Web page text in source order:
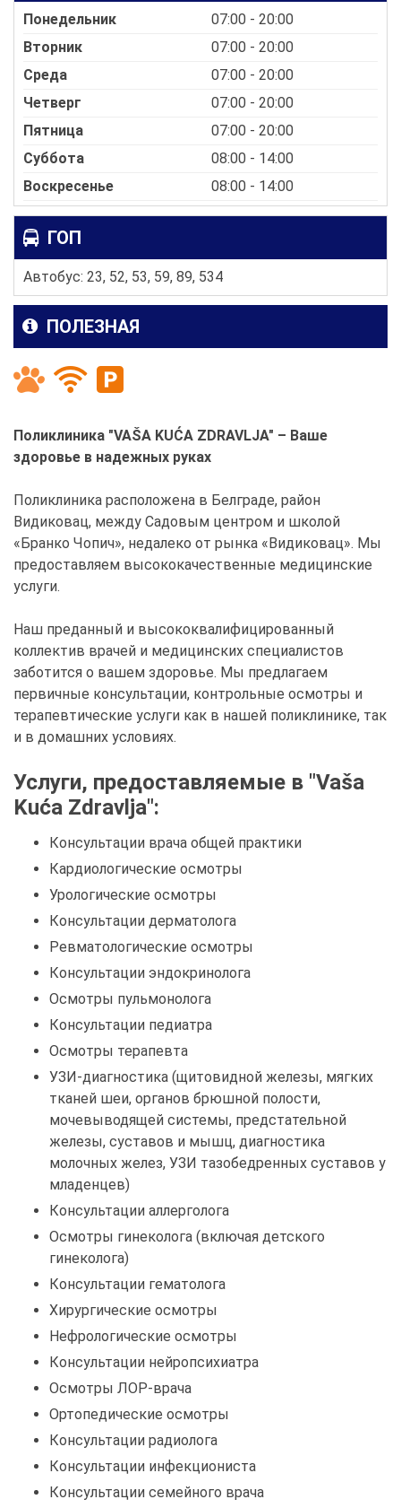
Понедельник
07:00 - 20:00
Вторник
07:00 - 20:00
Среда
07:00 - 20:00
Четверг
07:00 - 20:00
Пятница
07:00 - 20:00
Суббота
08:00 - 14:00
Воскресенье
08:00 - 14:00
ГОП
Автобус: 23, 52, 53, 59, 89, 534
ПОЛЕЗНАЯ
Поликлиника "VAŠA KUĆA ZDRAVLJA" – Ваше
здоровье в надежных руках
Поликлиника расположена в Белграде, район
Видиковац, между Садовым центром и школой
«Бранко Чопич», недалеко от рынка «Видиковац». Мы
предоставляем высококачественные медицинские
услуги.
Наш преданный и высококвалифицированный
коллектив врачей и медицинских специалистов
заботится о вашем здоровье. Мы предлагаем
первичные консультации, контрольные осмотры и
терапевтические услуги как в нашей поликлинике, так
и в домашних условиях.
Услуги, предоставляемые в "Vaša
Kuća Zdravlja":
Консультации врача общей практики
Кардиологические осмотры
Урологические осмотры
Консультации дерматолога
Ревматологические осмотры
Консультации эндокринолога
Осмотры пульмонолога
Консультации педиатра
Осмотры терапевта
УЗИ-диагностика (щитовидной железы, мягких
тканей шеи, органов брюшной полости,
мочевыводящей системы, предстательной
железы, суставов и мышц, диагностика
молочных желез, УЗИ тазобедренных суставов у
младенцев)
Консультации аллерголога
Осмотры гинеколога (включая детского
гинеколога)
Консультации гематолога
Хирургические осмотры
Нефрологические осмотры
Консультации нейропсихиатра
Осмотры ЛОР-врача
Ортопедические осмотры
Консультации радиолога
Консультации инфекциониста
Консультации семейного врача